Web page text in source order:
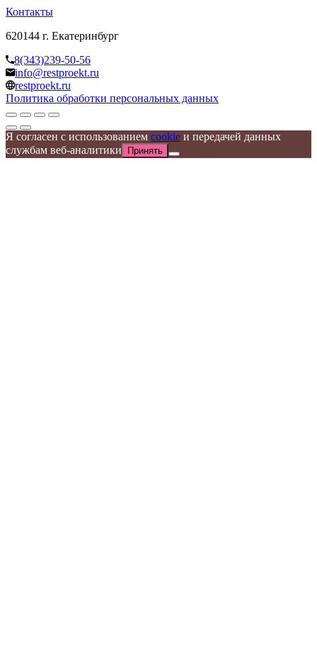
Контакты
620144 г. Екатеринбург
8(343)239-50-56
info@restproekt.ru
restproekt.ru
Политика обработки персональных данных
Я согласен с использованием cookie и передачей данных
службам веб-аналитики
Принять